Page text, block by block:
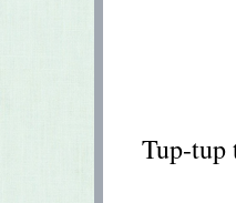
Tup-tup